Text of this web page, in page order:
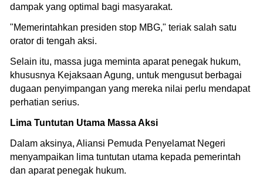
dampak yang optimal bagi masyarakat.
"Memerintahkan presiden stop MBG," teriak salah satu
orator di tengah aksi.
Selain itu, massa juga meminta aparat penegak hukum,
khususnya Kejaksaan Agung, untuk mengusut berbagai
dugaan penyimpangan yang mereka nilai perlu mendapat
perhatian serius.
Lima Tuntutan Utama Massa Aksi
Dalam aksinya, Aliansi Pemuda Penyelamat Negeri
menyampaikan lima tuntutan utama kepada pemerintah
dan aparat penegak hukum.